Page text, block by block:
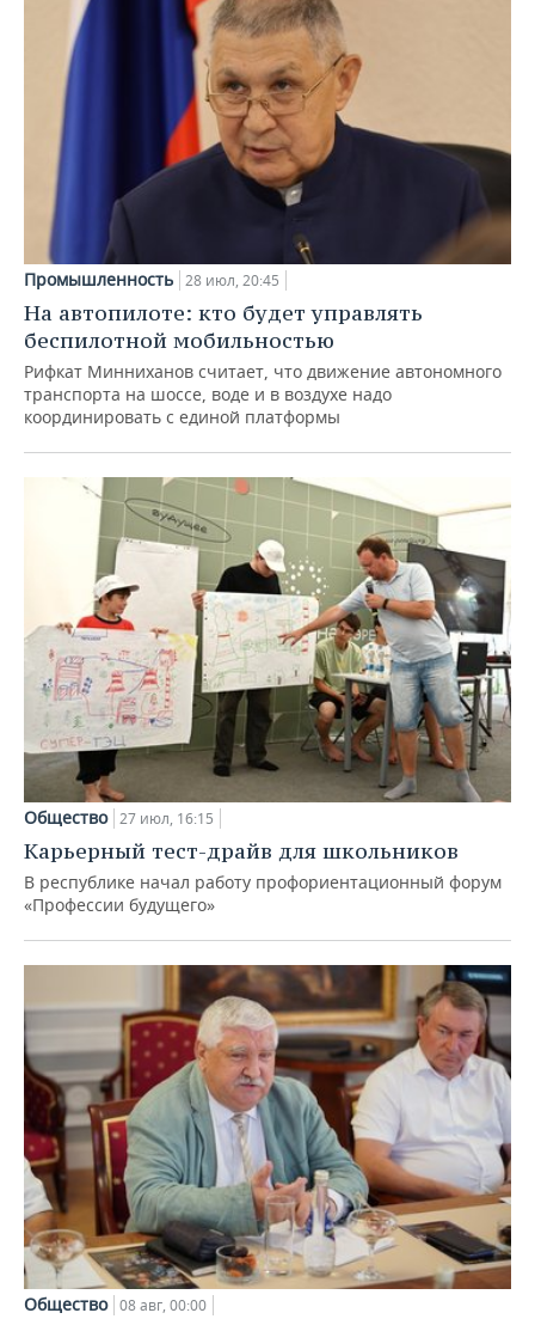
Промышленность 28 июл, 20:45
На автопилоте: кто будет управлять
беспилотной мобильностью
Рифкат Минниханов считает, что движение автономного
транспорта на шоссе, воде и в воздухе надо
координировать с единой платформы
Общество 27 июл, 16:15
Карьерный тест-драйв для школьников
В республике начал работу профориентационный форум
«Профессии будущего»
Общество 08 авг, 00:00